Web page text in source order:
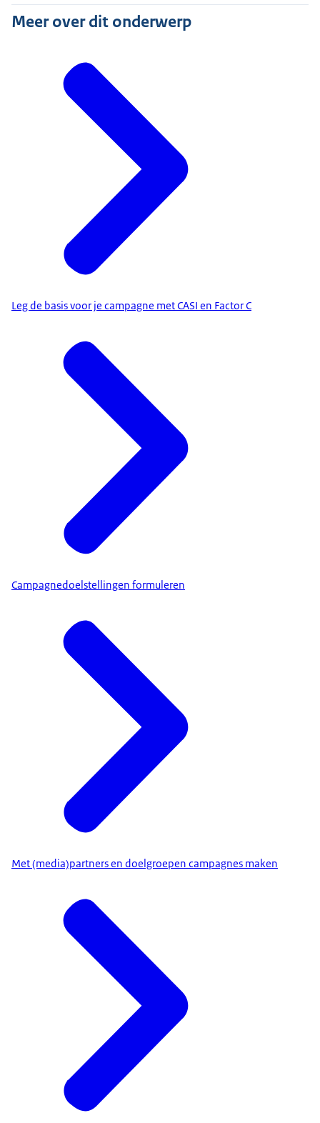
Meer over dit onderwerp
Leg de basis voor je campagne met CASI en Factor C
Campagnedoelstellingen formuleren
Met (media)partners en doelgroepen campagnes maken